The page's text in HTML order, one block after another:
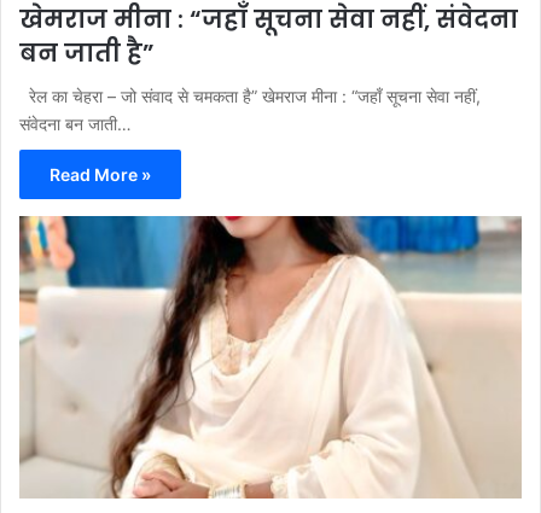
खेमराज मीना : “जहाँ सूचना सेवा नहीं, संवेदना
बन जाती है”
रेल का चेहरा – जो संवाद से चमकता है” खेमराज मीना : “जहाँ सूचना सेवा नहीं,
संवेदना बन जाती…
Read More »